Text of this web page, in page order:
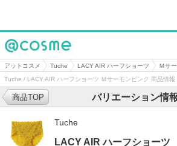
@cosme
アットコスメ Tuche LACY AIR ハーフショーツ
Ｍサ
Tuche / LACY AIR ハーフショーツ Ｍサーモンピンク 商品情報
バリエーション情
商品TOP
Tuche
LACY AIR ハーフショーツ